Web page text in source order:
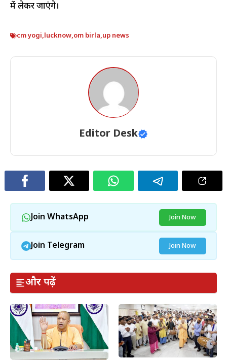
में लेकर जाएंगे।
cm yogi,lucknow,om birla,up news
Editor Desk
Join WhatsApp Join Now
Join Telegram Join Now
और पढ़ें